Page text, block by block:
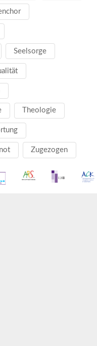
Seelsorge
Theologie
Zugezogen